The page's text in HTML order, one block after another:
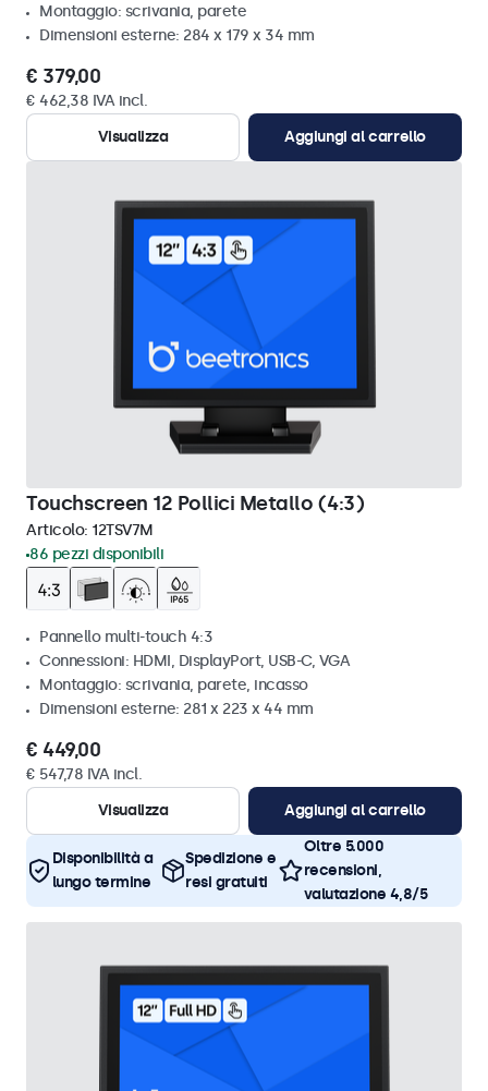
Montaggio: scrivania, parete
Dimensioni esterne: 284 x 179 x 34 mm
€ 379,00
€ 462,38 IVA incl.
Visualizza
Aggiungi al carrello
Touchscreen 12 Pollici Metallo (4:3)
Articolo: 12TSV7M
86 pezzi disponibili
Pannello multi-touch 4:3
Connessioni: HDMI, DisplayPort, USB-C, VGA
Montaggio: scrivania, parete, incasso
Dimensioni esterne: 281 x 223 x 44 mm
€ 449,00
€ 547,78 IVA incl.
Visualizza
Aggiungi al carrello
Disponibilità a
lungo termine
Spedizione e
resi gratuiti
Oltre 5.000
recensioni,
valutazione 4,8/5